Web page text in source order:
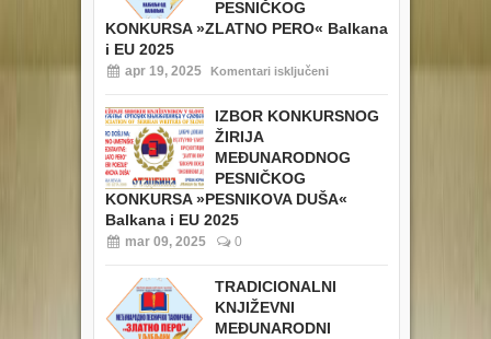
PESNIČKOG
KONKURSA »ZLATNO PERO« Balkana
i EU 2025
apr 19, 2025 Komentari isključeni
IZBOR KONKURSNOG
ŽIRIJA
MEĐUNARODNOG
PESNIČKOG
KONKURSA »PESNIKOVA DUŠA«
Balkana i EU 2025
mar 09, 2025 0
TRADICIONALNI
KNJIŽEVNI
MEĐUNARODNI